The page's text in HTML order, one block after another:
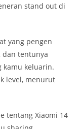
stand out di
yang pengen
dan tentunya
kamu keluarin.
level, menurut
tentang Xiaomi 14